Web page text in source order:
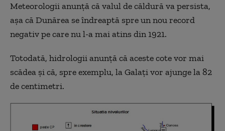
Meteorologii anunţă că valul de căldură va persista,
aşa că Dunărea se îndreaptă spre un nou record
negativ pe care nu l-a mai atins din 1921.
Totodată, hidrologii anunţă că aceste cote vor mai
scădea şi că, spre exemplu, la Galaţi vor ajunge la 82
de centimetri.